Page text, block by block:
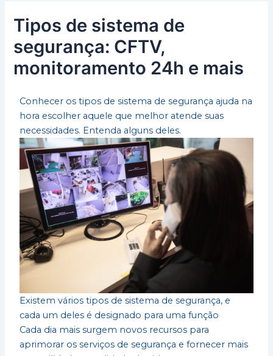
Tipos de sistema de
segurança: CFTV,
monitoramento 24h e mais
Conhecer os tipos de sistema de segurança ajuda na
hora escolher aquele que melhor atende suas
necessidades. Entenda alguns deles.
Existem vários tipos de sistema de segurança, e
cada um deles é designado para uma função
Cada dia mais surgem novos recursos para
aprimorar os serviços de segurança e fornecer mais